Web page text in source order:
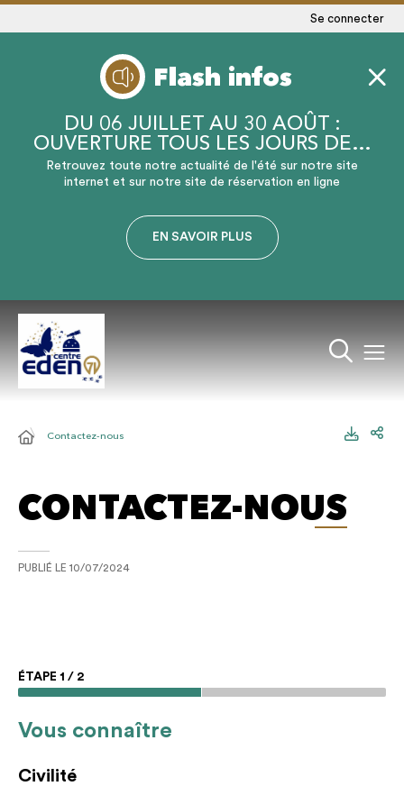
Se connecter
Flash infos
DU 06 JUILLET AU 30 AOÛT :
OUVERTURE TOUS LES JOURS DE…
Retrouvez toute notre actualité de l'été sur notre site
internet et sur notre site de réservation en ligne
EN SAVOIR PLUS
Contactez-nous
CONTACTEZ-NOUS
PUBLIÉ LE 10/07/2024
ÉTAPE 1 / 2
Vous connaître
Civilité